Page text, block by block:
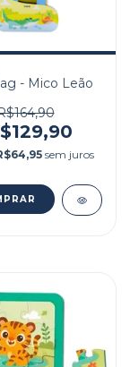
- Mico Leão
sem juros